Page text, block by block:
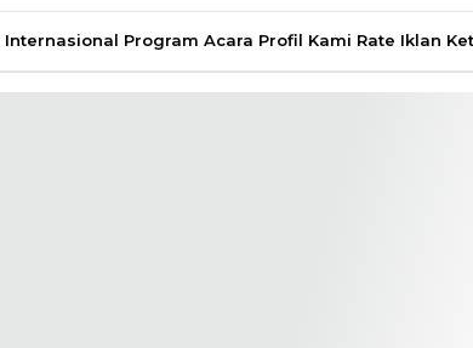
Internasional Program Acara Profil Kami Rate Iklan